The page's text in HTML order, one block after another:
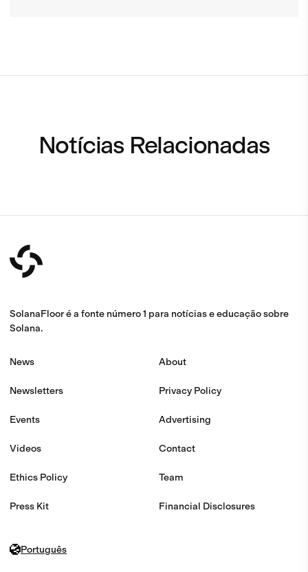
Notícias Relacionadas
SolanaFloor é a fonte número 1 para notícias e educação sobre
Solana.
News
Newsletters
Events
Videos
Ethics Policy
Press Kit
About
Privacy Policy
Advertising
Contact
Team
Financial Disclosures
Português